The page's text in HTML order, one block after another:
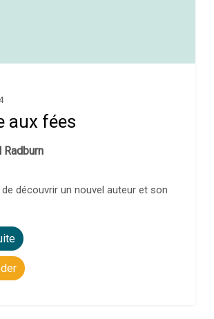
aux fées
Radburn
de découvrir un nouvel auteur et son